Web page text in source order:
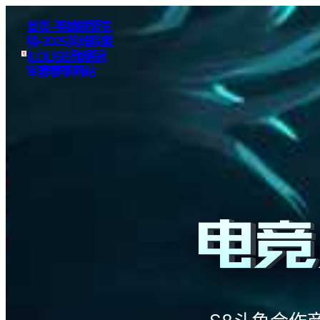
首页–英雄联盟竞
猜-2025英雄联盟
(LOL)S15预测冠
军赛赛事网站